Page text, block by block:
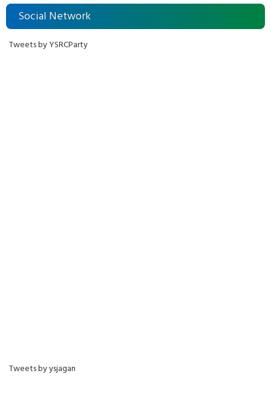
Social Network
Tweets by YSRCParty
Tweets by ysjagan